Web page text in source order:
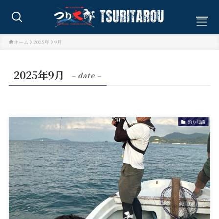
ホーム
釣果情報
船長ブログ
ホーム 2025年 9月
2025年9月 – date –
釣り知識